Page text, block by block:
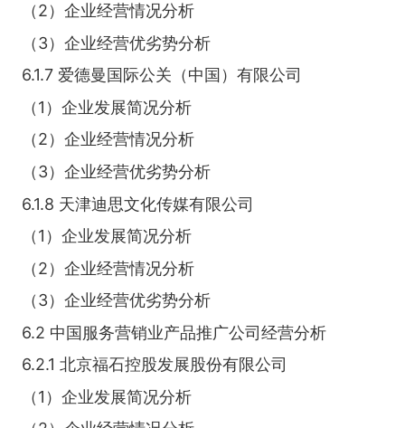
（2）企业经营情况分析
（3）企业经营优劣势分析
6.1.7 爱德曼国际公关（中国）有限公司
（1）企业发展简况分析
（2）企业经营情况分析
（3）企业经营优劣势分析
6.1.8 天津迪思文化传媒有限公司
（1）企业发展简况分析
（2）企业经营情况分析
（3）企业经营优劣势分析
6.2 中国服务营销业产品推广公司经营分析
6.2.1 北京福石控股发展股份有限公司
（1）企业发展简况分析